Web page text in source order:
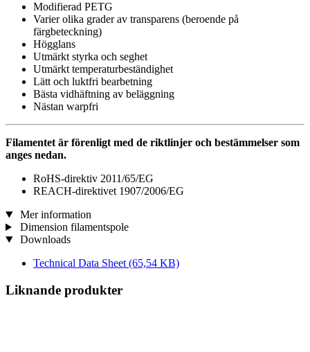
Modifierad PETG
Varier olika grader av transparens (beroende på
färgbeteckning)
Högglans
Utmärkt styrka och seghet
Utmärkt temperaturbeständighet
Lätt och luktfri bearbetning
Bästa vidhäftning av beläggning
Nästan warpfri
Filamentet är förenligt med de riktlinjer och bestämmelser som
anges nedan.
RoHS-direktiv 2011/65/EG
REACH-direktivet 1907/2006/EG
Mer information
Dimension filamentspole
Downloads
Technical Data Sheet (65,54 KB)
Liknande produkter